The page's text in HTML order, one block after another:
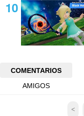
COMENTARIOS
AMIGOS
<